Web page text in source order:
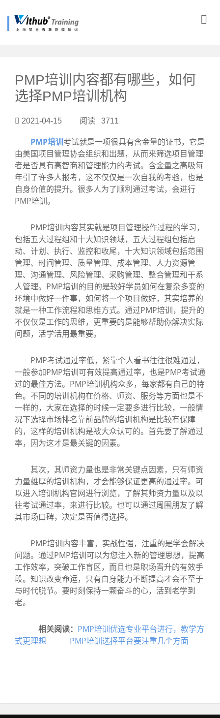
PMP培训内容都有哪些，如何
选择PMP培训机构
2021-04-15 阅读 3711
PMP培训考试就是一项很具有含金量的证书，它是
由美国项目管理协会组织和出题，从而来筛选项目管理
者是否具有高智商和管理能力的考试。含金量之高吸每
年引了许多人报考，这不仅仅是一次自我的考验，也是
自身价值的提升。很多人为了顺利通过考试，会进行
PMP培训。
PMP培训内容其实就是项目管理操作过程的学习，
包括五大过程组和十大知识领域，五大过程组包括启
动、计划、执行、监控和收尾，十大知识领域包括范围
管理、时间管理、质量管理、成本管理、人力资源管
理、沟通管理、风险管理、采购管理、整合管理和干系
人管理。PMP培训的目的是较好学员如何在复杂多变的
环境中做好一件事，如何将一个项目做好，其实培养的
就是一种工作流程和思维方式。通过PMP培训，提升的
不仅仅是工作的思维，更重要的是能够帮助你解决实际
问题，活学活用最重要。
PMP考试通过率低，紧靠个人看书往往很难通过，
一般参加PMP培训可有效提高通过率，也是PMP考试通
过的最佳方法。PMP培训机构众多，每家都有自己的特
色。不同的培训机构在价格、师资、服务等方面也是不
一样的，大家在选择的时候一定要多进行比较，一般情
况下选择市场排名靠前品牌的培训机构是比较有保障
的，这样的培训机构是被大众认可的。首先要了解通过
率，因为这才是最关键的因素。
其次，其师资力量也是非常关键点因素，只有师资
力量雄厚的培训机构，才会能够保证更高的通过率。可
以进入培训机构官网进行浏览，了解其师资力量以及以
往考试通过率，来进行比较。也可以通过周围朋友了解
其市场口碑，决定是否值得选择。
PMP培训内容丰富，实战性强，注重的是学会解决
问题。通过PMP培训可以为您注入新的管理思想，提高
工作效率，突破工作盲区，而且也是职场晋升的有效手
段。知识改变命运，只有自身能力不断提高才会不至于
与时代脱节。要时刻保持一颗奋斗的心，活到老学到
老。
相关阅读： PMP培训优选专业平台进行，教学方
式更理想
PMP培训选择平台要注重几个方面